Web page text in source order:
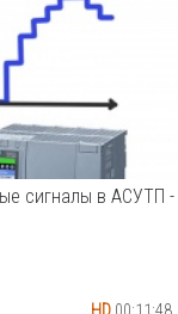
сигналы в АСУТП -